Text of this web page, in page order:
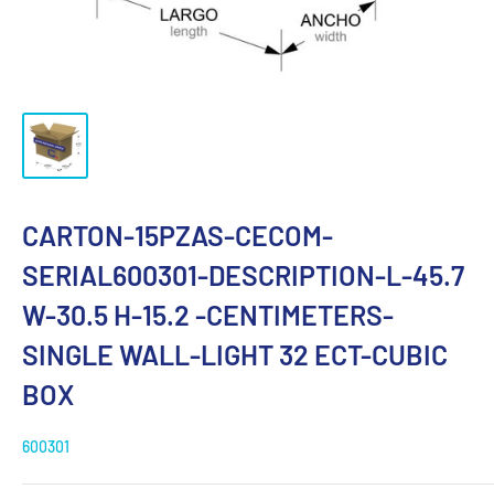
CARTON-15PZAS-CECOM-
SERIAL600301-DESCRIPTION-L-45.7
W-30.5 H-15.2 -CENTIMETERS-
SINGLE WALL-LIGHT 32 ECT-CUBIC
BOX
600301